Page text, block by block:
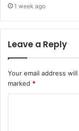
1 week ago
Leave a Reply
Your email address
marked *